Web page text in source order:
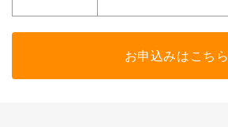
お申込みはこちら